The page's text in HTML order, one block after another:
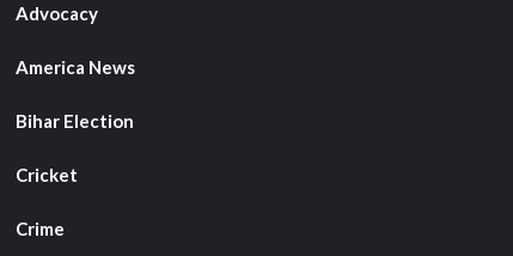
Advocacy
America News
Bihar Election
Cricket
Crime